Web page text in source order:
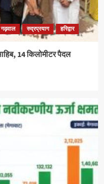
गढ़वाल रुद्रप्रयाग हरिद्वार
14 किलोमीटर पैदल